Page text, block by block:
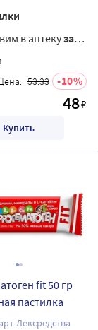
в аптекузавтра
53.33 10
48₽
Купить
fit 50 гр
пастилка
Лексредства